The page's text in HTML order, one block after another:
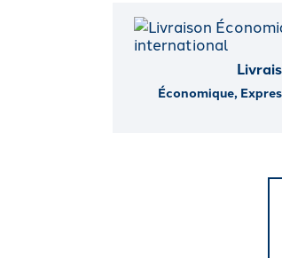
Économique,